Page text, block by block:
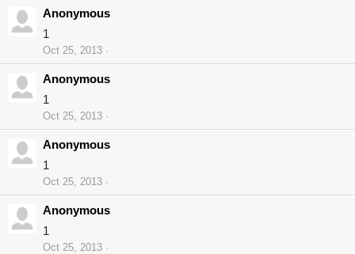
Anonymous
1
Oct 25, 2013
Anonymous
1
Oct 25, 2013
Anonymous
1
Oct 25, 2013
Anonymous
1
Oct 25, 2013